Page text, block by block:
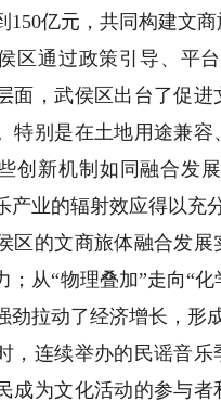
150亿元，共同构建文
通过政策引导、平台
面，武侯区出台了促
特别是在土地用途兼
创新机制如同融合发
产业的辐射效应得以充
的文商旅体融合发展
；从“物理叠加”走向“
劲拉动了经济增长，形
连续举办的民谣音乐
成为文化活动的参与